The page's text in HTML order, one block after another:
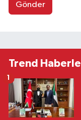
Gönder
Trend